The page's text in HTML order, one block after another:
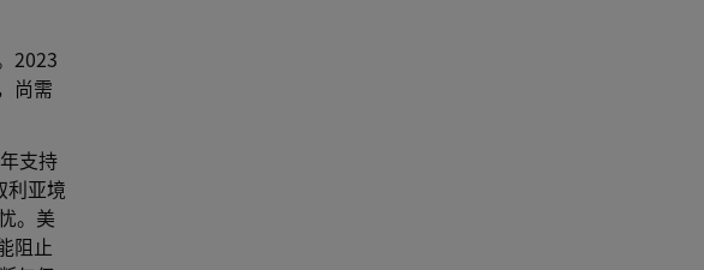
2023
尚需
支持
利亚境
。美
阻止